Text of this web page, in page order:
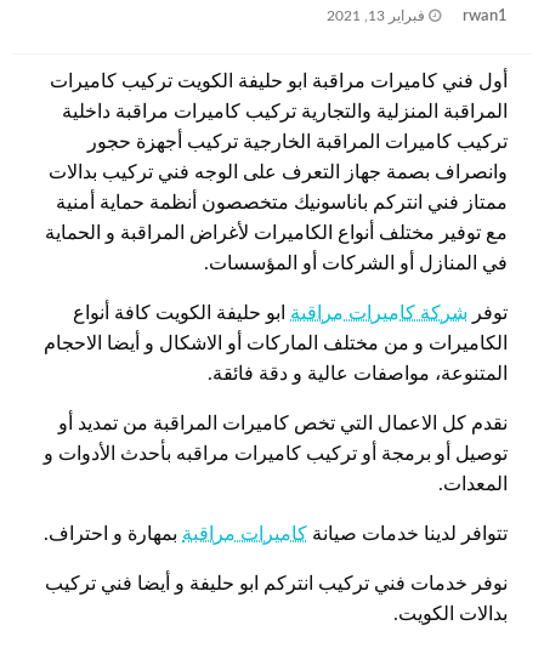
rwan1
نُشر
فبراير 13, 2021
أول فني كاميرات مراقبة ابو حليفة الكويت تركيب كاميرات
المراقبة المنزلية والتجارية تركيب كاميرات مراقبة داخلية
تركيب كاميرات المراقبة الخارجية تركيب أجهزة حجور
وانصراف بصمة جهاز التعرف على الوجه فني تركيب بدالات
ممتاز فني انتركم باناسونيك متخصصون أنظمة حماية أمنية
مع توفير مختلف أنواع الكاميرات لأغراض المراقبة و الحماية
في المنازل أو الشركات أو المؤسسات.
توفر شركة كاميرات مراقبة ابو حليفة الكويت كافة أنواع
الكاميرات و من مختلف الماركات أو الاشكال و أيضا الاحجام
المتنوعة، مواصفات عالية و دقة فائقة.
نقدم كل الاعمال التي تخص كاميرات المراقبة من تمديد أو
توصيل أو برمجة أو تركيب كاميرات مراقبه بأحدث الأدوات و
المعدات.
تتوافر لدينا خدمات صيانة كاميرات مراقبة بمهارة و احتراف.
نوفر خدمات فني تركيب انتركم ابو حليفة و أيضا فني تركيب
بدالات الكويت.